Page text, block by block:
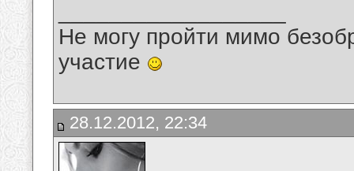
Не могу пройти мимо
участие
28.12.2012, 22:34